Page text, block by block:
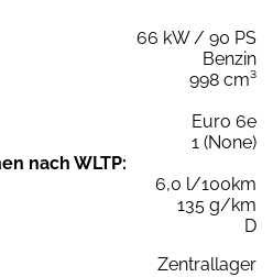
66 kW / 90 PS
Benzin
998 cm³
Euro 6e
1 (None)
nach WLTP:
6,0 l/100km
135 g/km
D
Zentrallager